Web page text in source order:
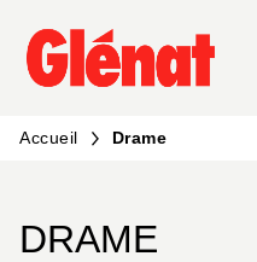
MENU RECHERCHE
PIED DE PAGE
Accueil Drame
DRAME